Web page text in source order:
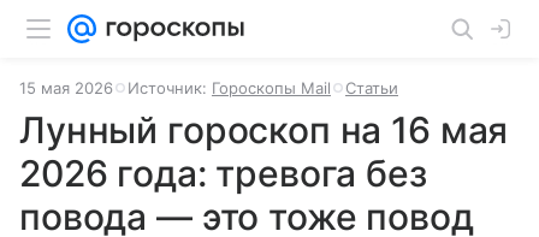
15 мая 2026 Источник: Гороскопы Mail Статьи
Лунный гороскоп на 16 мая
2026 года: тревога без
повода — это тоже повод